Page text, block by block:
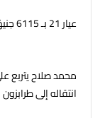
عيار 21 بـ 6115 جنيهًا.. أسعار الذهب في مصر اليوم الأحد
محمد صلاح يتربع
انتقاله إلى طرابزون